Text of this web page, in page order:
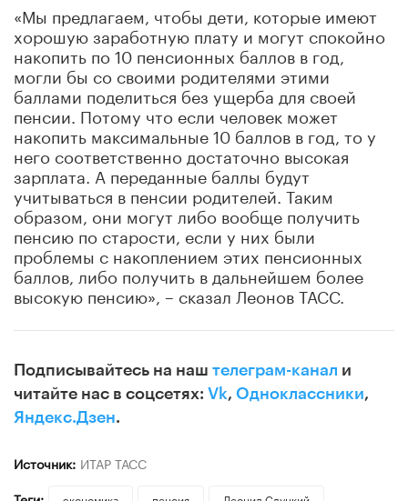
«Мы предлагаем, чтобы дети, которые имеют
хорошую заработную плату и могут спокойно
накопить по 10 пенсионных баллов в год,
могли бы со своими родителями этими
баллами поделиться без ущерба для своей
пенсии. Потому что если человек может
накопить максимальные 10 баллов в год, то у
него соответственно достаточно высокая
зарплата. А переданные баллы будут
учитываться в пенсии родителей. Таким
образом, они могут либо вообще получить
пенсию по старости, если у них были
проблемы с накоплением этих пенсионных
баллов, либо получить в дальнейшем более
высокую пенсию», – сказал Леонов ТАСС.
Подписывайтесь на наш телеграм-канал и
читайте нас в соцсетях: Vk, Одноклассники,
Яндекс.Дзен.
Источник: ИТАР ТАСС